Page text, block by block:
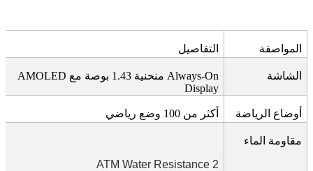
المواصفة التفاصيل
الشاشة AMOLED منحنية 1.43 بوصة مع Always-On
Display
أوضاع الرياضة أكثر من 100 وضع رياضي
مقاومة الماء
2 ATM Water Resistance